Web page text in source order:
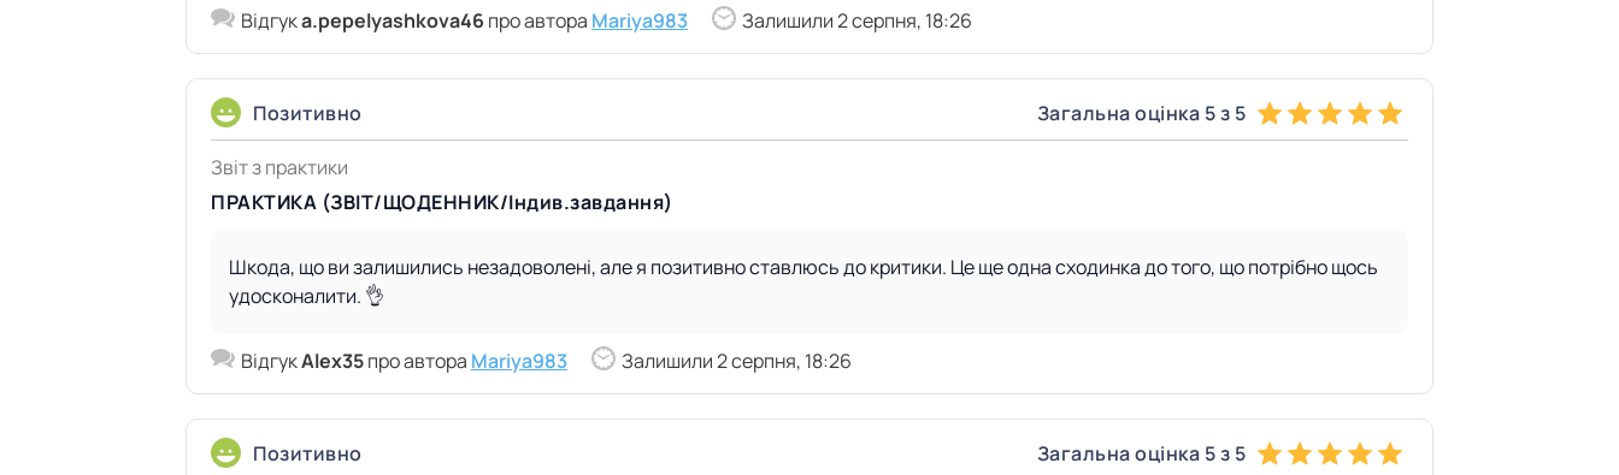
Відгукa.pepelyashkova46 про автора Mariya983 Залишили 2 серпня, 18:26
Позитивно Загальна оцінка 5 з 5
Звіт з практики
ПРАКТИКА (ЗВІТ/ЩОДЕННИК/Індив.завдання)
Шкода, що ви залишились незадоволені, але я позитивно ставлюсь до критики. Це ще одна сходинка до того, що потрібно щось
удосконалити. 👌
ВідгукAlex35про автора Mariya983 Залишили 2 серпня, 18:26
Позитивно Загальна оцінка 5 з 5